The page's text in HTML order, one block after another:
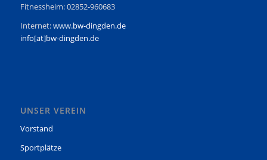
Fitnessheim: 02852-960683
Internet:www.bw-dingden.de
info[at]bw-dingden.de
UNSER VEREIN
Vorstand
Sportplätze